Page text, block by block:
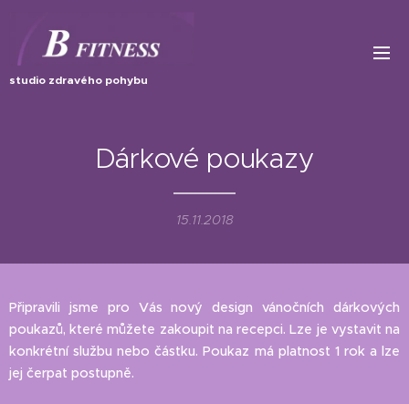
studio zdravého pohybu
Dárkové poukazy
15.11.2018
Připravili jsme pro Vás nový design vánočních dárkových
poukazů, které můžete zakoupit na recepci. Lze je vystavit na
konkrétní službu nebo částku. Poukaz má platnost 1 rok a lze
jej čerpat postupně.